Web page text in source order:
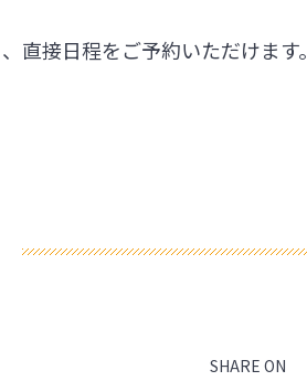
直接日程をご予約いただけます。
SHARE ON